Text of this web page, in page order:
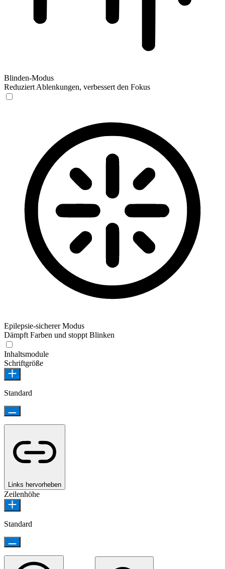
Blinden-Modus
Reduziert Ablenkungen, verbessert den Fokus
Epilepsie-sicherer Modus
Dämpft Farben und stoppt Blinken
Inhaltsmodule
Schriftgröße
Standard
Links hervorheben
Zeilenhöhe
Standard